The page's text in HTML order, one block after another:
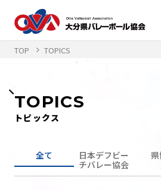
TOP TOPICS
TOPICS
トピックス
全て
日本デフビー
チバレー協会